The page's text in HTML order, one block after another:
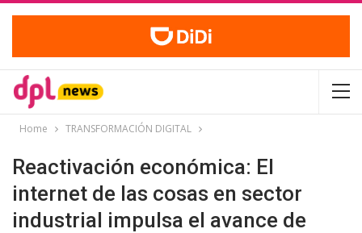
Home TRANSFORMACIÓN DIGITAL
Reactivación económica: El
internet de las cosas en sector
industrial impulsa el avance de